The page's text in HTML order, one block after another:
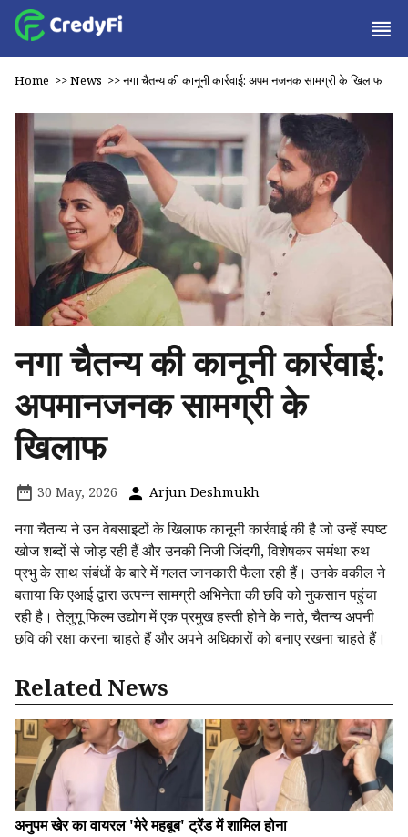
Home >>News >>नगा चैतन्य की कानूनी कार्रवाई: अपमानजनक सामग्री के खिलाफ
नगा चैतन्य की कानूनी कार्रवाई:
अपमानजनक सामग्री के
खिलाफ
30 May, 2026 Arjun Deshmukh
नगा चैतन्य ने उन वेबसाइटों के खिलाफ कानूनी कार्रवाई की है जो उन्हें स्पष्ट
खोज शब्दों से जोड़ रही हैं और उनकी निजी जिंदगी, विशेषकर समंथा रुथ
प्रभु के साथ संबंधों के बारे में गलत जानकारी फैला रही हैं। उनके वकील ने
बताया कि एआई द्वारा उत्पन्न सामग्री अभिनेता की छवि को नुकसान पहुंचा
रही है। तेलुगू फिल्म उद्योग में एक प्रमुख हस्ती होने के नाते, चैतन्य अपनी
छवि की रक्षा करना चाहते हैं और अपने अधिकारों को बनाए रखना चाहते हैं।
Related News
अनुपम खेर का वायरल 'मेरे महबूब' ट्रेंड में शामिल होना